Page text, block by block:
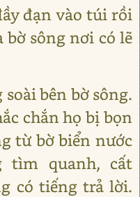
đạn vào túi rồi
bờ sông nơi có lẽ
bên bờ sông.
chắn họ bị bọn
từ bờ biển nước
tìm quanh, cất
có tiếng trả lời.